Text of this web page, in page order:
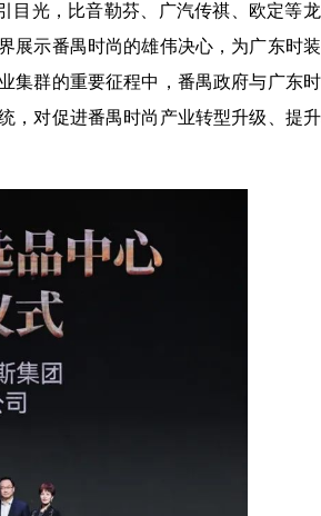
目光，比音勒芬、广汽传祺、欧定等
展示番禺时尚的雄伟决心，为广东时
集群的重要征程中，番禺政府与广东
，对促进番禺时尚产业转型升级、提